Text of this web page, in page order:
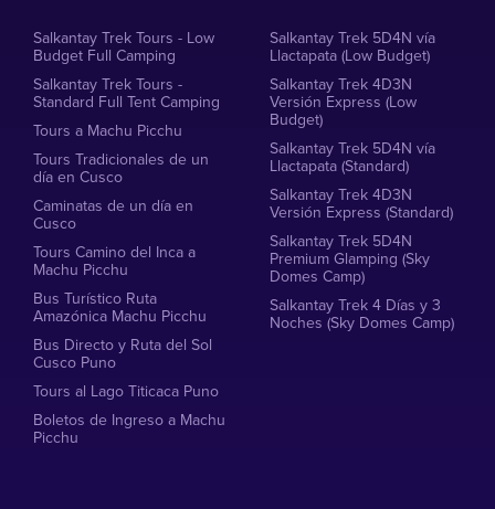
Salkantay Trek Tours - Low
Budget Full Camping
Salkantay Trek Tours -
Standard Full Tent Camping
Tours a Machu Picchu
Tours Tradicionales de un
día en Cusco
Caminatas de un día en
Cusco
Tours Camino del Inca a
Machu Picchu
Bus Turístico Ruta
Amazónica Machu Picchu
Bus Directo y Ruta del Sol
Cusco Puno
Tours al Lago Titicaca Puno
Boletos de Ingreso a Machu
Picchu
Salkantay Trek 5D4N vía
Llactapata (Low Budget)
Salkantay Trek 4D3N
Versión Express (Low
Budget)
Salkantay Trek 5D4N vía
Llactapata (Standard)
Salkantay Trek 4D3N
Versión Express (Standard)
Salkantay Trek 5D4N
Premium Glamping (Sky
Domes Camp)
Salkantay Trek 4 Días y 3
Noches (Sky Domes Camp)